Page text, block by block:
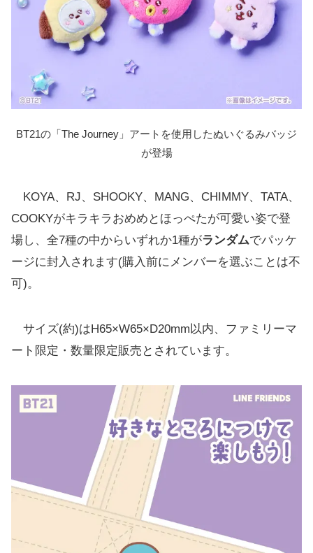
BT21の「The Journey」アートを使用したぬいぐるみバッジ
が登場
KOYA、RJ、SHOOKY、MANG、CHIMMY、TATA、
COOKYがキラキラおめめとほっぺたが可愛い姿で登
場し、全7種の中からいずれか1種がランダムでパッケ
ージに封入されます(購入前にメンバーを選ぶことは不
可)。
サイズ(約)はH65×W65×D20mm以内、ファミリーマ
ート限定・数量限定販売とされています。